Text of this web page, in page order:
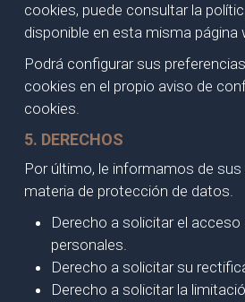
cookies, puede consultar la
disponible en esta misma página
Podrá configurar sus
cookies en el propio aviso de
cookies.
5. DERECHOS
Por último, le informamos de
materia de protección de datos.
Derecho a solicitar el
personales.
Derecho a solicitar su
Derecho a solicitar la